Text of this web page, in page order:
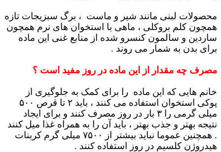
محصولات لبنی مانند شیر و ماست ، برگ سبزیجات تازه
همچون کلم بروکلی ، ماهی با استخوان های نرم همچون
ساردین و سالمون کنسرو شده از منابع غنی این ماده
برای بدن به شمار می روند .
مصرف چه مقدار از این ماده در روز مفید است ؟
خانم هایی که این ماده را برای کمک به جلوگیری از
پوکی استخوان استفاده می کنند ، باید ۲ تا قرص ۵۰۰
میلی گرمی را ۳ بار در روز مصرف کنند و برای ایجاد
نتیجه بهتر و جذب بهتر ، باید آن را به همراه غذا میل کنند
. همچنین عموما نباید بیشتر از ۷۵۰۰ میلی گرم کربنات
هیدروژن کلسیم در روز استفاده کنند .